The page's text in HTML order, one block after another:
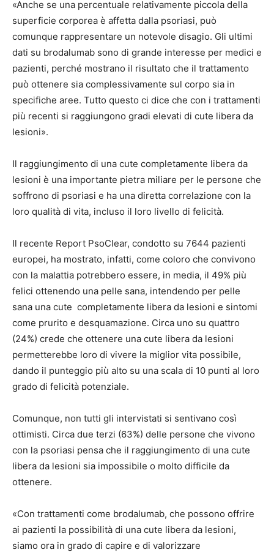
«Anche se una percentuale relativamente piccola della
superficie corporea è affetta dalla psoriasi, può
comunque rappresentare un notevole disagio. Gli ultimi
dati su brodalumab sono di grande interesse per medici e
pazienti, perché mostrano il risultato che il trattamento
può ottenere sia complessivamente sul corpo sia in
specifiche aree. Tutto questo ci dice che con i trattamenti
più recenti si raggiungono gradi elevati di cute libera da
lesioni».
Il raggiungimento di una cute completamente libera da
lesioni è una importante pietra miliare per le persone che
soffrono di psoriasi e ha una diretta correlazione con la
loro qualità di vita, incluso il loro livello di felicità.
Il recente Report PsoClear, condotto su 7644 pazienti
europei, ha mostrato, infatti, come coloro che convivono
con la malattia potrebbero essere, in media, il 49% più
felici ottenendo una pelle sana, intendendo per pelle
sana una cute completamente libera da lesioni e sintomi
come prurito e desquamazione. Circa uno su quattro
(24%) crede che ottenere una cute libera da lesioni
permetterebbe loro di vivere la miglior vita possibile,
dando il punteggio più alto su una scala di 10 punti al loro
grado di felicità potenziale.
Comunque, non tutti gli intervistati si sentivano così
ottimisti. Circa due terzi (63%) delle persone che vivono
con la psoriasi pensa che il raggiungimento di una cute
libera da lesioni sia impossibile o molto difficile da
ottenere.
«Con trattamenti come brodalumab, che possono offrire
ai pazienti la possibilità di una cute libera da lesioni,
siamo ora in grado di capire e di valorizzare